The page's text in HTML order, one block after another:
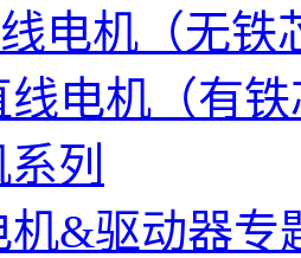
电机（无铁
线电机（有
列
机&驱动器专